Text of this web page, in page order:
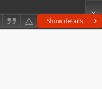
Show details